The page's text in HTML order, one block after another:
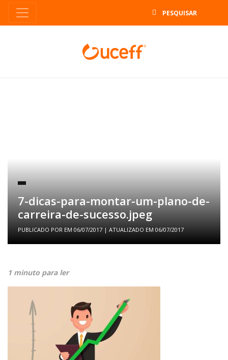
7-dicas-para-montar-um-plano-de-
carreira-de-sucesso.jpeg
PUBLICADO POR EM 06/07/2017 | ATUALIZADO EM 06/07/2017
1 minuto para ler